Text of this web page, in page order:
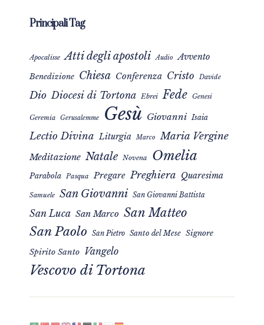
Principali Tag
Apocalisse Atti degli apostoli Audio Avvento
Benedizione Chiesa Conferenza Cristo Davide
Dio Diocesi di Tortona Ebrei Fede Genesi
Geremia Gerusalemme Gesù Giovanni Isaia
Lectio Divina Liturgia Marco Maria Vergine
Meditazione Natale Novena Omelia
Parabola Pasqua Pregare Preghiera Quaresima
Samuele San Giovanni San Giovanni Battista
San Luca San Marco San Matteo
San Paolo San Pietro Santo del Mese Signore
Spirito Santo Vangelo
Vescovo di Tortona